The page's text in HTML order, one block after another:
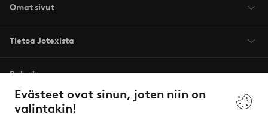
Evästeet ovat sinun, joten niin on
valintakin!
Omat sivut
Tietoa Jotexista
Palvelumme
Ehdot